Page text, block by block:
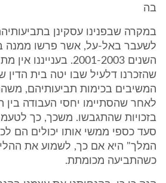
בה
לשעבר באל-על, אשר פרשו ממנה
השנים 2001-2003.
שהזכרנו דלעיל שבו יטה בית הדין
המשיבים בכימות תביעותיהם,
לאחר שהסתיימו יחסי העבודה בין
בזכויות שהתגבשו. משכך, כך
סעד כספי ממשי אותו יכולים הם
המלך" היא אם כך, לשמוע את
כשהתביעה מכומתת.